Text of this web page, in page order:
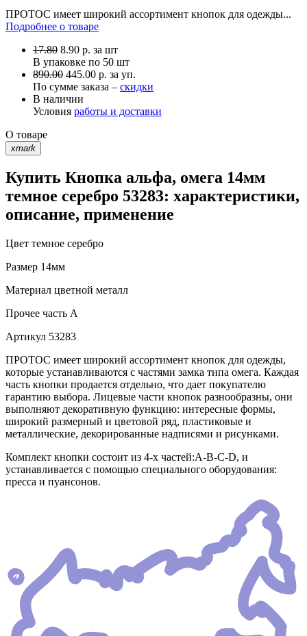
ПРОТОС имеет широкий ассортимент кнопок для одежды...
Подробнее о товаре
17.80 8.90 р. за шт
В упаковке по 50 шт
890.00 445.00 р. за уп.
По сумме заказа – скидки
В наличии
Условия работы и доставки
О товаре
xmark
Купить Кнопка альфа, омега 14мм
темное серебро 53283: характеристики,
описание, применение
Цвет темное серебро
Размер 14мм
Материал цветной металл
Прочее часть A
Артикул 53283
ПРОТОС имеет широкий ассортимент кнопок для одежды,
которые устанавливаются с частями замка типа омега. Каждая
часть кнопки продается отдельно, что дает покупателю
гарантию выбора. Лицевые части кнопок разнообразны, они
выполняют декоративную функцию: интересные формы,
широкий размерный и цветовой ряд, пластиковые и
металлические, декорированные надписями и рисунками.
Комплект кнопки состоит из 4-х частей:А-В-С-D, и
устанавливается с помощью специального оборудования:
пресса и пуансонов.